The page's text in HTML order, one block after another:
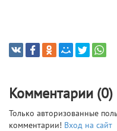
Комментарии (0)
Только авторизованные
комментарии! Вход на сайт